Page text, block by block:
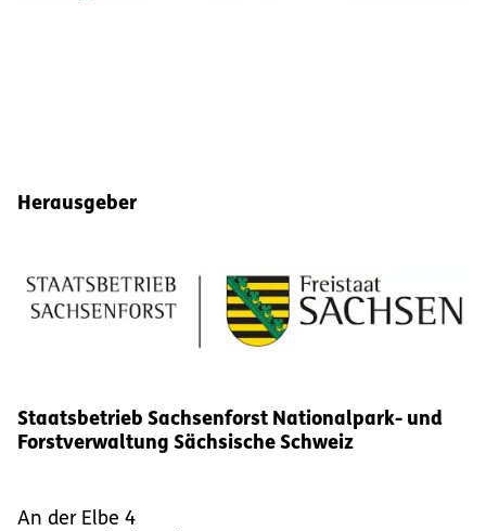
Herausgeber
Staatsbetrieb Sachsenforst Nationalpark- und
Forstverwaltung Sächsische Schweiz
An der Elbe 4